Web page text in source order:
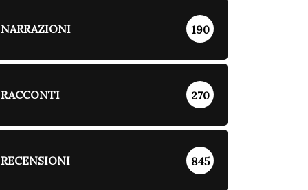
NARRAZIONI 190
RACCONTI 270
RECENSIONI 845